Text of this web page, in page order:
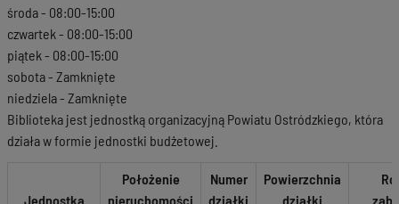
środa - 08:00-15:00
czwartek - 08:00-15:00
piątek - 08:00-15:00
sobota - Zamknięte
niedziela - Zamknięte
Biblioteka jest jednostką organizacyjną Powiatu Ostródzkiego, która
działa w formie jednostki budżetowej.
Jednostka
Położenie
nieruchomości
Numer
działki
Powierzchnia
działki